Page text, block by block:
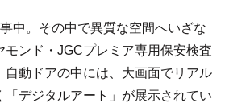
中。その中で異質な空間へいざな
モンド・JGCプレミア専用保安検査
自動ドアの中には、大画面でリアル
「デジタルアート」が展示されてい